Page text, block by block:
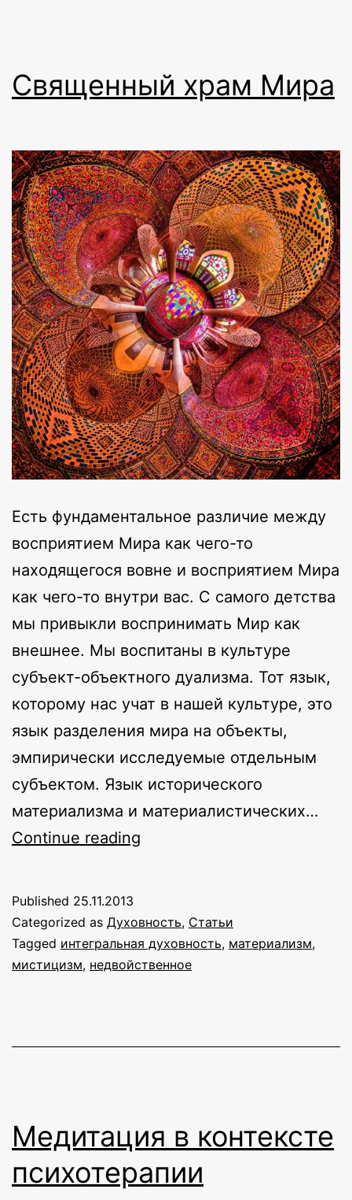
Священный храм Мира
Есть фундаментальное различие между
восприятием Мира как чего-то
находящегося вовне и восприятием Мира
как чего-то внутри вас. С самого детства
мы привыкли воспринимать Мир как
внешнее. Мы воспитаны в культуре
субъект-объектного дуализма. Тот язык,
которому нас учат в нашей культуре, это
язык разделения мира на объекты,
эмпирически исследуемые отдельным
субъектом. Язык исторического
материализма и материалистических…
Continue reading
Published 25.11.2013
Categorized as Духовность, Статьи
Tagged интегральная духовность, материализм,
мистицизм, недвойственное
Медитация в контексте
психотерапии